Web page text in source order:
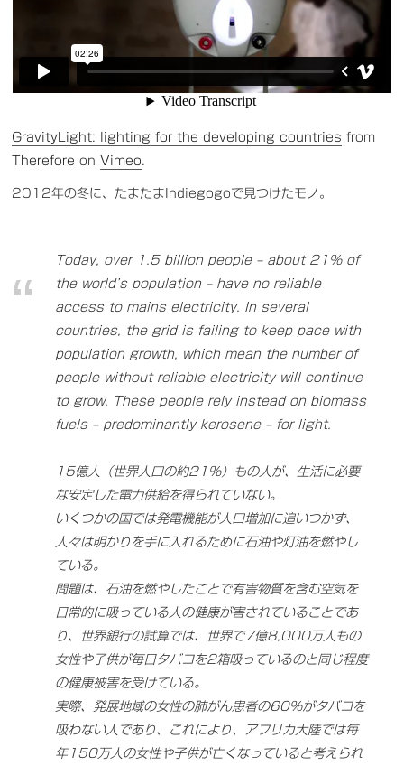
GravityLight: lighting for the developing countries from
Therefore on Vimeo.
2012年の冬に、たまたまIndiegogoで見つけたモノ。
Today, over 1.5 billion people – about 21% of
the world’s population – have no reliable
access to mains electricity. In several
countries, the grid is failing to keep pace with
population growth, which mean the number of
people without reliable electricity will continue
to grow. These people rely instead on biomass
fuels – predominantly kerosene – for light.
15億人（世界人口の約21%）もの人が、生活に必要
な安定した電力供給を得られていない。
いくつかの国では発電機能が人口増加に追いつかず、
人々は明かりを手に入れるために石油や灯油を燃やし
ている。
問題は、石油を燃やしたことで有害物質を含む空気を
日常的に吸っている人の健康が害されていることであ
り、世界銀行の試算では、世界で7億8,000万人もの
女性や子供が毎日タバコを2箱吸っているのと同じ程度
の健康被害を受けている。
実際、発展地域の女性の肺がん患者の60%がタバコを
吸わない人であり、これにより、アフリカ大陸では毎
年150万人の女性や子供が亡くなっていると考えられ